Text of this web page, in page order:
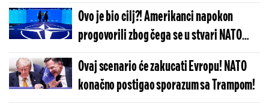
Ovo je bio cilj?! Amerikanci napokon
progovorili zbog čega se u stvari NATO
sastao u Ankari: Sada su mnoge stvari
jasnije
Ovaj scenario će zakucati Evropu! NATO
konačno postigao sporazum sa Trampom!